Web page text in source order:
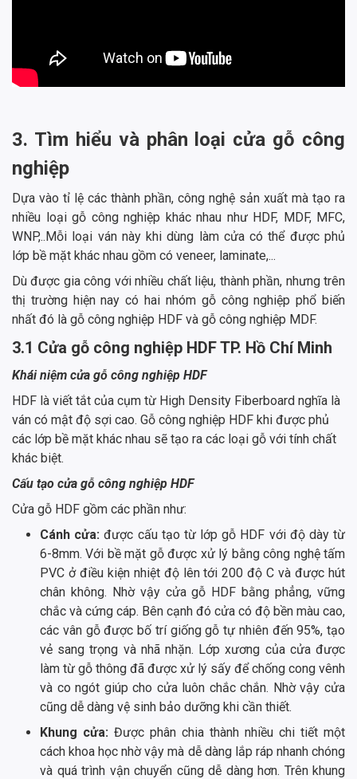
3. Tìm hiểu và phân loại cửa gỗ công
nghiệp
Dựa vào tỉ lệ các thành phần, công nghệ sản xuất mà tạo ra
nhiều loại gỗ công nghiệp khác nhau như HDF, MDF, MFC,
WNP,..Mỗi loại ván này khi dùng làm cửa có thể được phủ
lớp bề mặt khác nhau gồm có veneer, laminate,...
Dù được gia công với nhiều chất liệu, thành phần, nhưng trên
thị trường hiện nay có hai nhóm gỗ công nghiệp phổ biến
nhất đó là gỗ công nghiệp HDF và gỗ công nghiệp MDF.
3.1 Cửa gỗ công nghiệp HDF TP. Hồ Chí Minh
Khái niệm cửa gỗ công nghiệp HDF
HDF là viết tắt của cụm từ High Density Fiberboard nghĩa là
ván có mật độ sợi cao. Gỗ công nghiệp HDF khi được phủ
các lớp bề mặt khác nhau sẽ tạo ra các loại gỗ với tính chất
khác biệt.
Cấu tạo cửa gỗ công nghiệp HDF
Cửa gỗ HDF gồm các phần như:
Cánh cửa:được cấu tạo từ lớp gỗ HDF với độ dày từ
6-8mm. Với bề mặt gỗ được xử lý bằng công nghệ tấm
PVC ở điều kiện nhiệt độ lên tới 200 độ C và được hút
chân không. Nhờ vậy cửa gỗ HDF bằng phẳng, vững
chắc và cứng cáp. Bên cạnh đó cửa có độ bền màu cao,
các vân gỗ được bố trí giống gỗ tự nhiên đến 95%, tạo
vẻ sang trọng và nhã nhặn. Lớp xương của cửa được
làm từ gỗ thông đã được xử lý sấy để chống cong vênh
và co ngót giúp cho cửa luôn chắc chắn. Nhờ vậy cửa
cũng dễ dàng vệ sinh bảo dưỡng khi cần thiết.
Khung cửa: Được phân chia thành nhiều chi tiết một
cách khoa học nhờ vậy mà dễ dàng lắp ráp nhanh chóng
và quá trình vận chuyển cũng dễ dàng hơn. Trên khung